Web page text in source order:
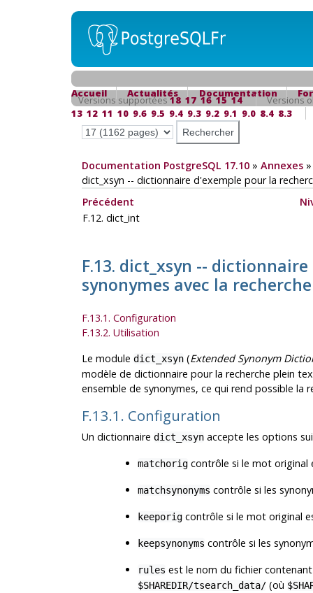
Accueil Actualités Documentation
Versions supportées18 17 16 15 14
Versions
13 12 11 10 9.6 9.5 9.4 9.3 9.2 9.1 9.0 8.4 8.3
Documentation PostgreSQL 17.10» Annexes
dict_xsyn -- dictionnaire d'exemple pour la
Précédent
F.12. dict_int
F.13. dict_xsyn --
synonymes avec la
F.13.1. Configuration
F.13.2. Utilisation
Le module dict_xsyn(Extended Synonym
modèle de dictionnaire pour la recherche plein
ensemble de synonymes, ce qui rend possible la
F.13.1. Configuration
Un dictionnaire dict_xsynaccepte les options
matchorigcontrôle si le mot original
matchsynonyms contrôle si les
keeporigcontrôle si le mot original
keepsynonyms contrôle si les
rules est le nom du fichier
$SHAREDIR/tsearch_data/(où